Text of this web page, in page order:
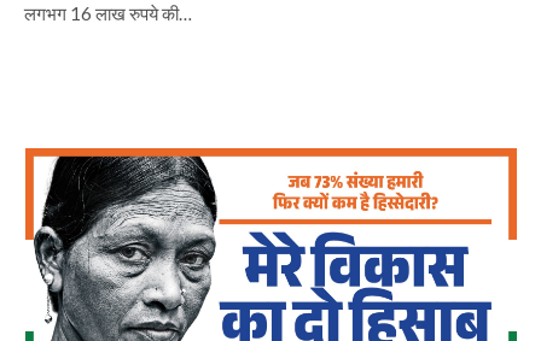
लगभग 16 लाख रुपये की…